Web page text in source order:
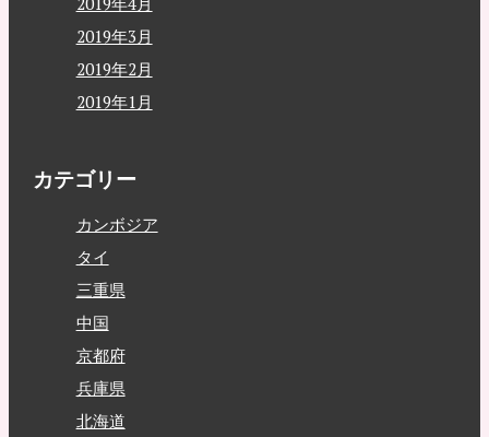
2019年3月
2019年2月
2019年1月
カテゴリー
カンボジア
タイ
三重県
中国
京都府
兵庫県
北海道